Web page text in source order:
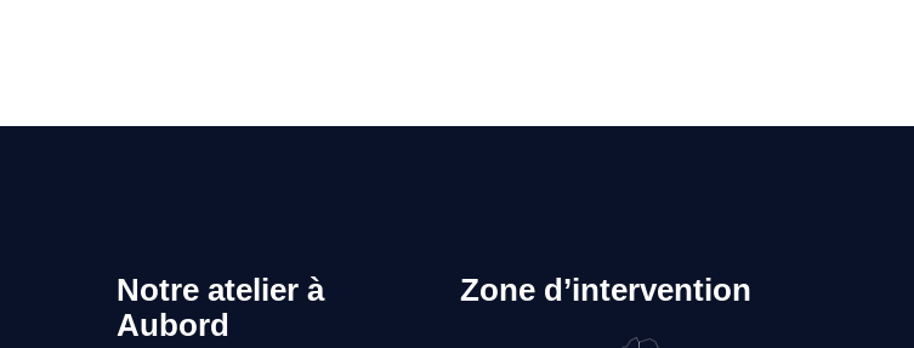
Notre atelier à
Aubord
Zone d’intervention